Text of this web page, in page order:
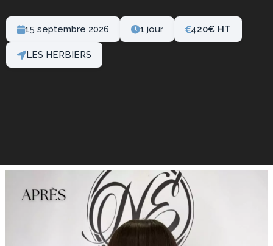
15 septembre 2026 1 jour 420€
LES HERBIERS